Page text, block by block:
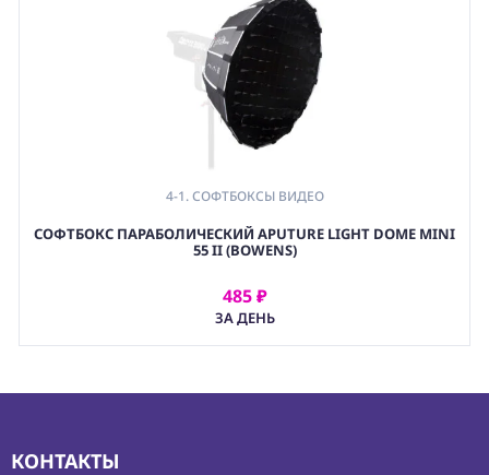
4-1. СОФТБОКСЫ ВИДЕО
СОФТБОКС ПАРАБОЛИЧЕСКИЙ APUTURE LIGHT DOME MINI
55 II (BOWENS)
485 ₽
ЗА ДЕНЬ
АРЕНДОВАТЬ
КОНТАКТЫ